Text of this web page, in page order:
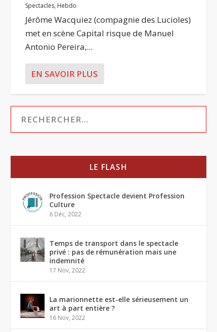
Spectacles, Hebdo
Jérôme Wacquiez (compagnie des Lucioles)
met en scène Capital risque de Manuel
Antonio Pereira,...
EN SAVOIR PLUS
LE FLASH
Profession Spectacle devient Profession
Culture
6 Déc, 2022
Temps de transport dans le spectacle
privé : pas de rémunération mais une
indemnité
17 Nov, 2022
La marionnette est-elle sérieusement un
art à part entière ?
16 Nov, 2022